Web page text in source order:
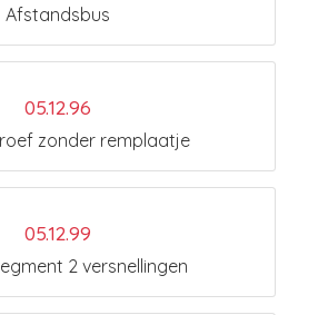
Afstandsbus
05.12.96
zonder remplaatje
05.12.99
2 versnellingen